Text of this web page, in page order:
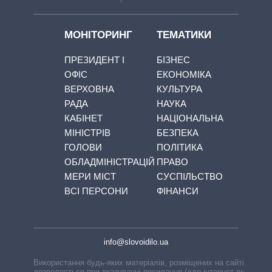
МОНІТОРИНГ
ПРЕЗИДЕНТ І
ОФІС
ВЕРХОВНА
РАДА
КАБІНЕТ
МІНІСТРІВ
ГОЛОВИ
ОБЛАДМІНІСТРАЦІЙ
МЕРИ МІСТ
ВСІ ПЕРСОНИ
ТЕМАТИКИ
БІЗНЕС
ЕКОНОМІКА
КУЛЬТУРА
НАУКА
НАЦІОНАЛЬНА
БЕЗПЕКА
ПОЛІТИКА
ПРАВО
СУСПІЛЬСТВО
ФІНАНСИ
info@slovoidilo.ua
Використання будь-яких матеріалів, розміщених на сайті,